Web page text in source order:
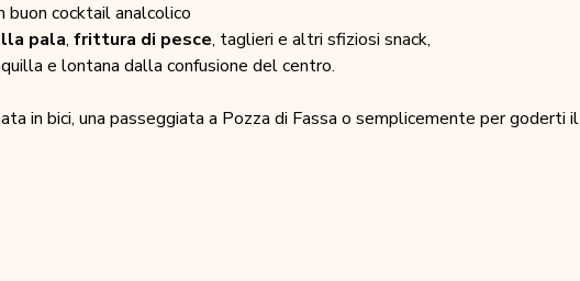
buon cocktail analcolico
pala, frittura di pesce, taglieri e altri sfiziosi snack,
e lontana dalla confusione del centro.
in bici, una passeggiata a Pozza di Fassa o semplicemente per goderti il